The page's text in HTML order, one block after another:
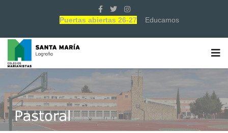
Puertas abiertas 26-27 Educamos